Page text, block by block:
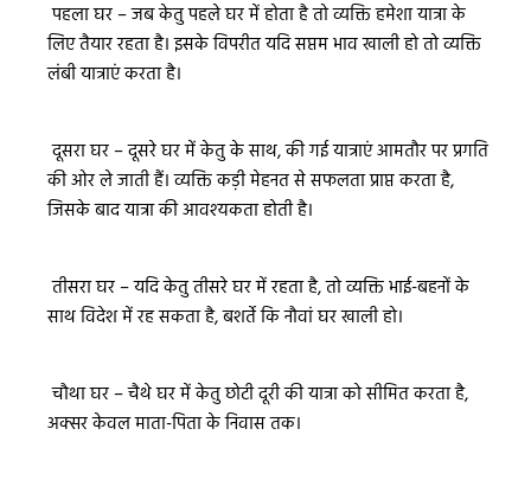
पहला घर – जब केतु पहले घर में होता है तो व्यक्ति हमेशा यात्रा के
लिए तैयार रहता है। इसके विपरीत यदि सप्तम भाव खाली हो तो व्यक्ति
लंबी यात्राएं करता है।
दूसरा घर – दूसरे घर में केतु के साथ, की गई यात्राएं आमतौर पर प्रगति
की ओर ले जाती हैं। व्यक्ति कड़ी मेहनत से सफलता प्राप्त करता है,
जिसके बाद यात्रा की आवश्यकता होती है।
तीसरा घर – यदि केतु तीसरे घर में रहता है, तो व्यक्ति भाई-बहनों के
साथ विदेश में रह सकता है, बशर्ते कि नौवां घर खाली हो।
चौथा घर – चैथे घर में केतु छोटी दूरी की यात्रा को सीमित करता है,
अक्सर केवल माता-पिता के निवास तक।